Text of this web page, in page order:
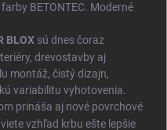
BETONTEC. Moderné
BLOX sú dnes čoraz
drevostavby aj
montáž, čistý dizajn,
variabilitu vyhotovenia.
prináša aj nové povrchové
vzhľad krbu ešte lepšie